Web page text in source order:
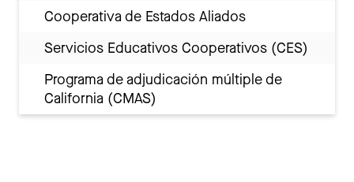
Cooperativa de Estados Aliados
Servicios Educativos Cooperativos (CES)
Programa de adjudicación múltiple de
California (CMAS)